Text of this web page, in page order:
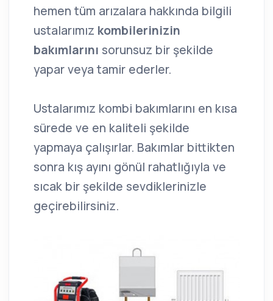
hemen tüm arızalara hakkında bilgili
ustalarımız kombilerinizin
bakımlarını sorunsuz bir şekilde
yapar veya tamir ederler.
Ustalarımız kombi bakımlarını en kısa
sürede ve en kaliteli şekilde
yapmaya çalışırlar. Bakımlar bittikten
sonra kış ayını gönül rahatlığıyla ve
sıcak bir şekilde sevdiklerinizle
geçirebilirsiniz.